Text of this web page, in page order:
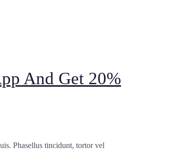
And Get 20%
Phasellus tincidunt, tortor vel